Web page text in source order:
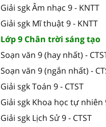
Giải sgk Âm nhạc 9 - KNTT
Giải sgk Mĩ thuật 9 - KNTT
Lớp 9 Chân trời sáng tạo
Soạn văn 9 (hay nhất) -
Soạn văn 9 (ngắn nhất) -
Giải sgk Toán 9 - CTST
Giải sgk Khoa học tự nhiên
Giải sgk Lịch Sử 9 - CTST